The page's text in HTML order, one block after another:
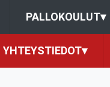
PALLOKOULUT▾
YHTEYSTIEDOT▾